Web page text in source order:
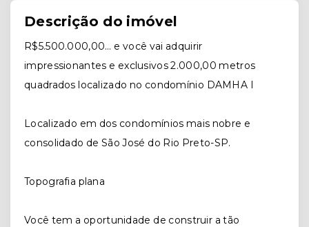
Descrição do imóvel
R$5.500.000,00… e você vai adquirir
impressionantes e exclusivos 2.000,00 metros
quadrados localizado no condomínio DAMHA I
Localizado em dos condomínios mais nobre e
consolidado de São José do Rio Preto-SP.
Topografia plana
Você tem a oportunidade de construir a tão